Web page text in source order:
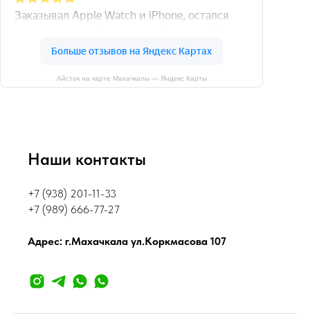
Айсток на карте Махачкалы — Яндекс Карты
Наши контакты
+7 (938) 201-11-33
+7 (989) 666-77-27
Адрес: г.Махачкала ул.Коркмасова 107